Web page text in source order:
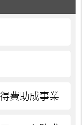
費助成事業